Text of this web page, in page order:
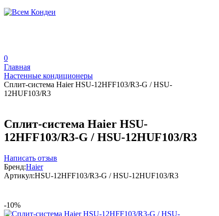
0
Главная
Настенные кондиционеры
Сплит-система Haier HSU-12HFF103/R3-G / HSU-
12HUF103/R3
Сплит-система Haier HSU-
12HFF103/R3-G / HSU-12HUF103/R3
Написать отзыв
Бренд:Haier
Артикул:HSU-12HFF103/R3-G / HSU-12HUF103/R3
-10%